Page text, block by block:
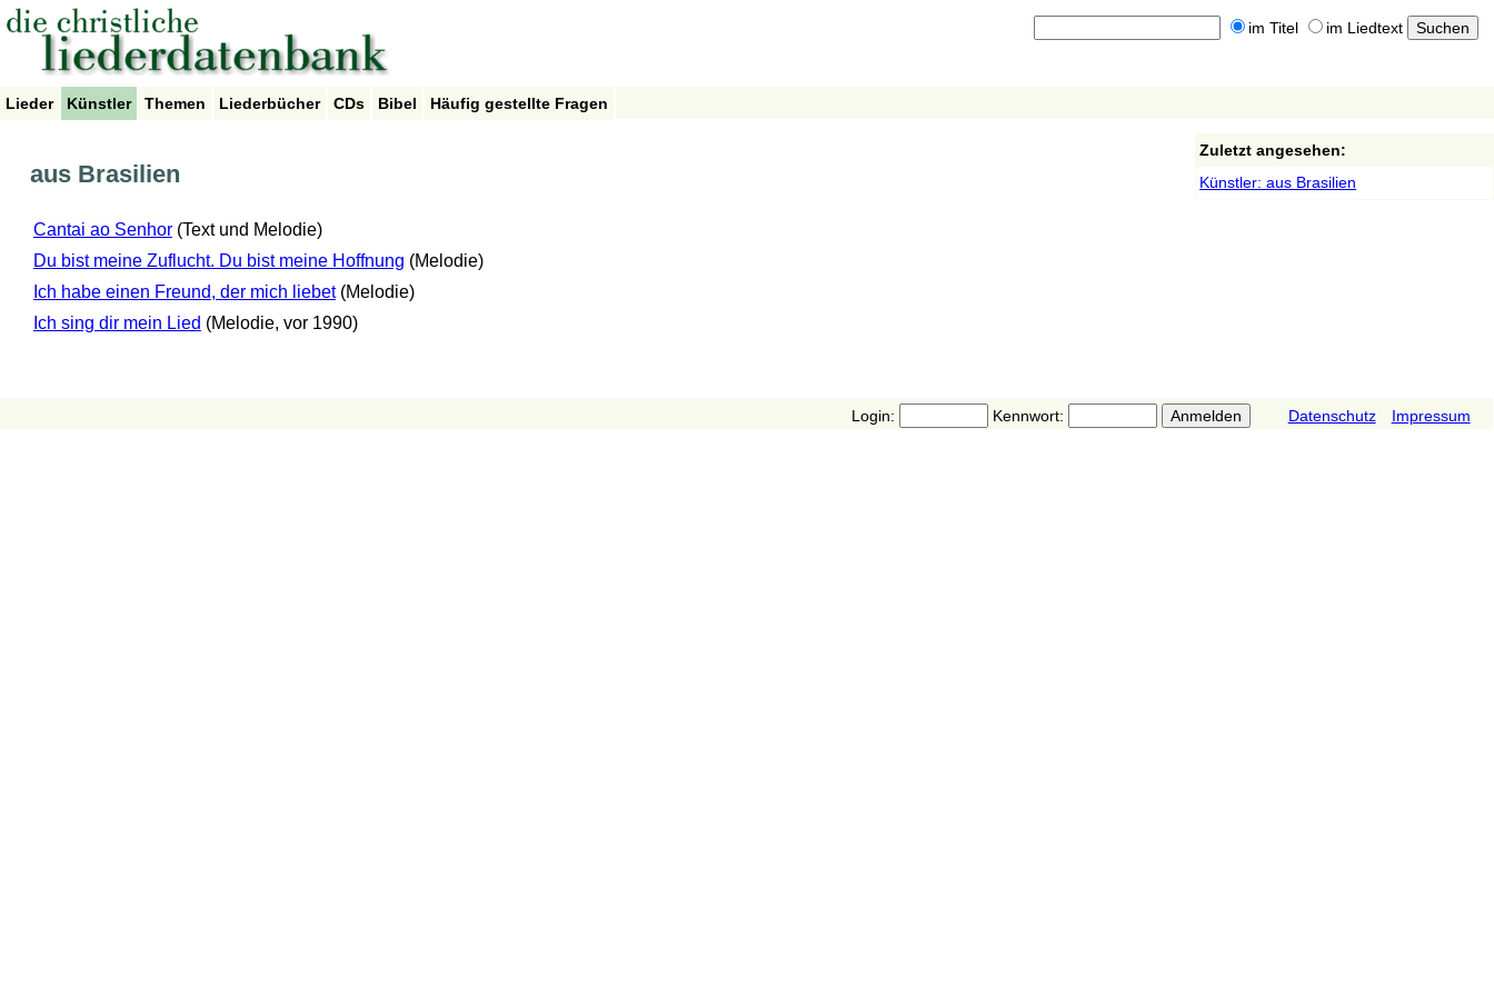
im Titel im Liedtext
Lieder Künstler Themen Liederbücher CDs Bibel Häufig gestellte Fragen
aus Brasilien
Cantai ao Senhor (Text und Melodie)
Du bist meine Zuflucht. Du bist meine Hoffnung (Melodie)
Ich habe einen Freund, der mich liebet (Melodie)
Ich sing dir mein Lied (Melodie, vor 1990)
Zuletzt angesehen:
Künstler: aus Brasilien
Login: Kennwort: Datenschutz Impressum